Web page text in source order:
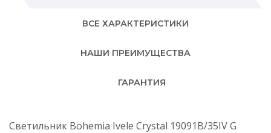
ВСЕ ХАРАКТЕРИСТИКИ
НАШИ ПРЕИМУЩЕСТВА
ГАРАНТИЯ
Светильник Bohemia Ivele Crystal 19091B/35IV G